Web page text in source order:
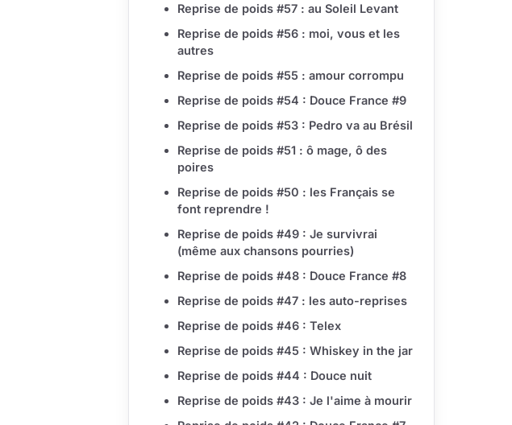
Reprise de poids #57 : au Soleil Levant
Reprise de poids #56 : moi, vous et les
autres
Reprise de poids #55 : amour corrompu
Reprise de poids #54 : Douce France #9
Reprise de poids #53 : Pedro va au Brésil
Reprise de poids #51 : ô mage, ô des
poires
Reprise de poids #50 : les Français se
font reprendre !
Reprise de poids #49 : Je survivrai
(même aux chansons pourries)
Reprise de poids #48 : Douce France #8
Reprise de poids #47 : les auto-reprises
Reprise de poids #46 : Telex
Reprise de poids #45 : Whiskey in the jar
Reprise de poids #44 : Douce nuit
Reprise de poids #43 : Je l'aime à mourir